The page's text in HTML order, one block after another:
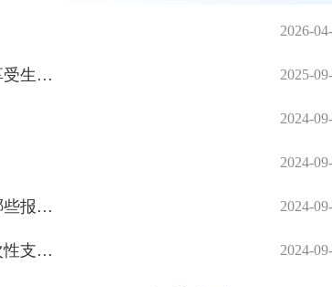
2026-
参加职工医疗保险的灵活就业人员能否享受生育报销？ 2025-
2024-
2024-
参保人员符合相关规定的住院费用享受哪些报销待遇？ 2024-
办理基本医疗保险参保人员个人账户一次性支取时需携带哪些材 2024-